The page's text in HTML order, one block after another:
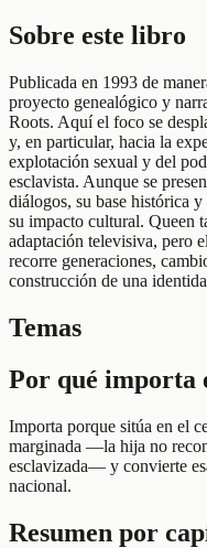
Sobre este libro
Publicada en 1993 de
proyecto genealógico y
Roots. Aquí el foco se
y, en particular, hacia la
explotación sexual y del
esclavista. Aunque se
diálogos, su base histórica
su impacto cultural. Queen
adaptación televisiva, pero
recorre generaciones,
construcción de una
Temas
Por qué importa
Importa porque sitúa en el
marginada —la hija no
esclavizada— y convierte
nacional.
Resumen por